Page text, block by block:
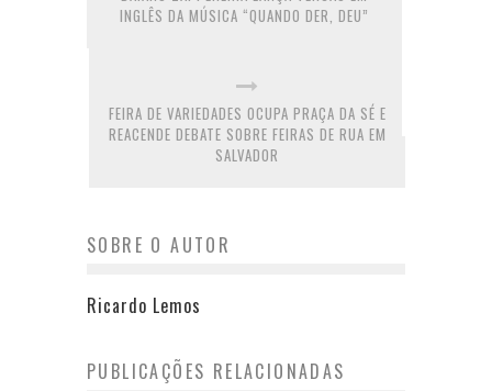
INGLÊS DA MÚSICA “QUANDO DER, DEU”
FEIRA DE VARIEDADES OCUPA PRAÇA DA SÉ E
REACENDE DEBATE SOBRE FEIRAS DE RUA EM
SALVADOR
SOBRE O AUTOR
Ricardo Lemos
PUBLICAÇÕES RELACIONADAS